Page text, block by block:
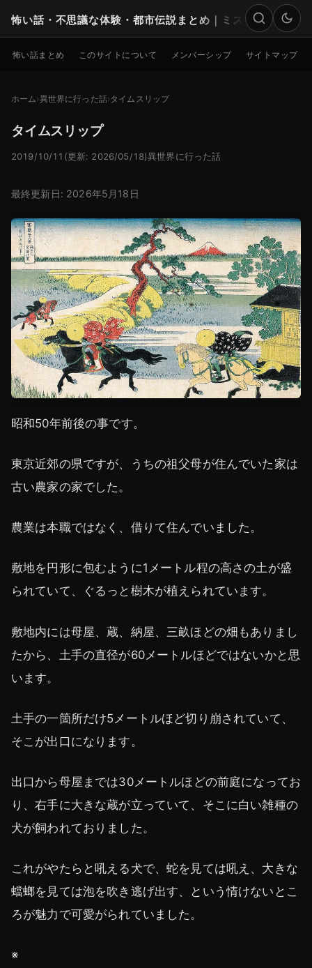
怖い話・不思議な体験・都市伝説まとめ｜ミステリー
検索
怖い話まとめ このサイトについて メンバーシップ サイトマップ
ホーム 異世界に行った話 タイムスリップ
タイムスリップ
2019/10/11 (更新: 2026/05/18)異世界に行った話
最終更新日: 2026年5月18日
昭和50年前後の事です。
東京近郊の県ですが、うちの祖父母が住んでいた家は
古い農家の家でした。
農業は本職ではなく、借りて住んでいました。
敷地を円形に包むように1メートル程の高さの土が盛
られていて、ぐるっと樹木が植えられています。
敷地内には母屋、蔵、納屋、三畝ほどの畑もありまし
たから、土手の直径が60メートルほどではないかと思
います。
土手の一箇所だけ5メートルほど切り崩されていて、
そこが出口になります。
出口から母屋までは30メートルほどの前庭になってお
り、右手に大きな蔵が立っていて、そこに白い雑種の
犬が飼われておりました。
これがやたらと吼える犬で、蛇を見ては吼え、大きな
蟷螂を見ては泡を吹き逃げ出す、という情けないとこ
ろが魅力で可愛がられていました。
※